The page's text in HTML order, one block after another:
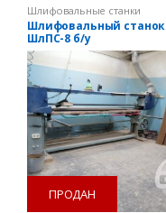
Шлифовальные станки
Шлифовальный станок
ШлПС-8 б/у
ПРОДАН